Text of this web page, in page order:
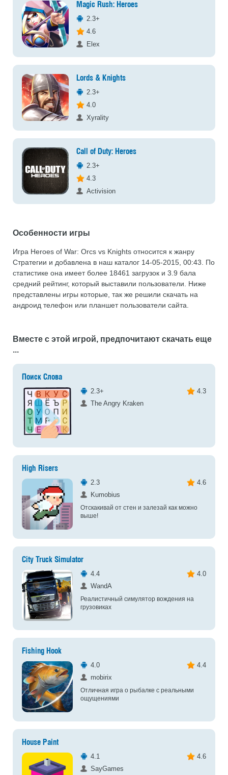
Magic Rush: Heroes
2.3+
4.6
Elex
Lords & Knights
2.3+
4.0
Xyrality
Call of Duty: Heroes
2.3+
4.3
Activision
Особенности игры
Игра Heroes of War: Orcs vs Knights относится к жанру
Стратегии и добавлена в наш каталог 14-05-2015, 00:43. По
статистике она имеет более 18461 загрузок и 3.9 бала
средний рейтинг, который выставили пользователи. Ниже
представлены игры которые, так же решили скачать на
андроид телефон или планшет пользователи сайта.
Вместе с этой игрой, предпочитают скачать еще
...
Поиск Слова
2.3+
4.3
The Angry Kraken
High Risers
2.3
4.6
Kumobius
Отскакивай от стен и залезай как можно
выше!
City Truck Simulator
4.4
4.0
WandA
Реалистичный симулятор вождения на
грузовиках
Fishing Hook
4.0
4.4
mobirix
Отличная игра о рыбалке с реальными
ощущениями
House Paint
4.1
4.6
SayGames